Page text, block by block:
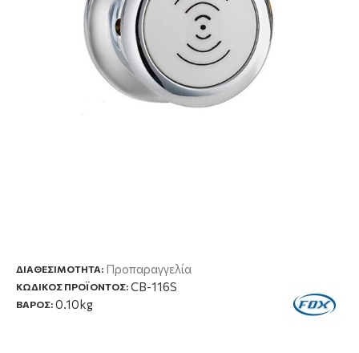
ΔΙΑΘΕΣΙΜΌΤΗΤΑ: Προπαραγγελία
ΚΩΔΙΚΟΣ ΠΡΟΪΟΝΤΟΣ: CB-116S
ΒΑΡΟΣ: 0.10kg